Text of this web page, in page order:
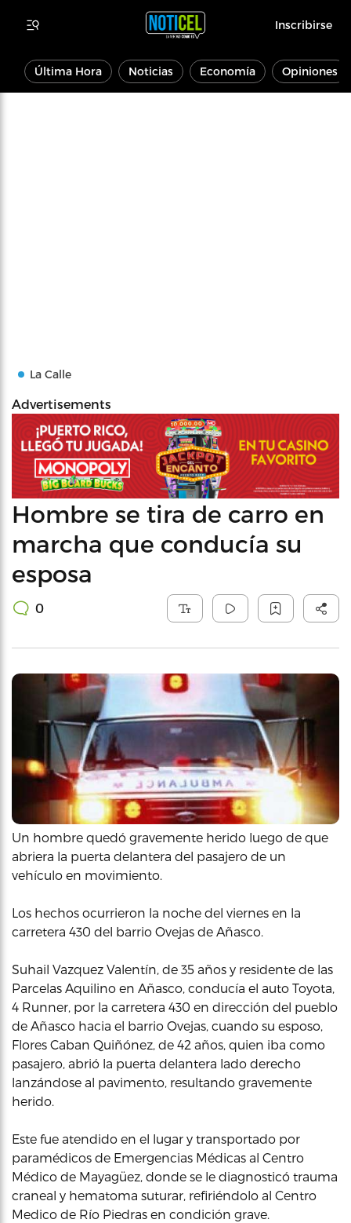
Inscribirse
Última Hora Noticias Economía Opiniones
La Calle
Advertisements
Hombre se tira de carro en
marcha que conducía su
esposa
0
Un hombre quedó gravemente herido luego de que
abriera la puerta delantera del pasajero de un
vehículo en movimiento.
Los hechos ocurrieron la noche del viernes en la
carretera 430 del barrio Ovejas de Añasco.
Suhail Vazquez Valentín, de 35 años y residente de las
Parcelas Aquilino en Añasco, conducía el auto Toyota,
4 Runner, por la carretera 430 en dirección del pueblo
de Añasco hacia el barrio Ovejas, cuando su esposo,
Flores Caban Quiñónez, de 42 años, quien iba como
pasajero, abrió la puerta delantera lado derecho
lanzándose al pavimento, resultando gravemente
herido.
Este fue atendido en el lugar y transportado por
paramédicos de Emergencias Médicas al Centro
Médico de Mayagüez, donde se le diagnosticó trauma
craneal y hematoma suturar, refiriéndolo al Centro
Medico de Río Piedras en condición grave.